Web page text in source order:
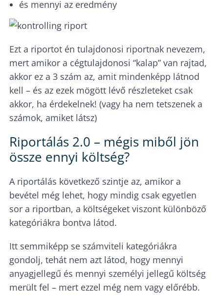
és mennyi az eredmény
Ezt a riportot én tulajdonosi riportnak nevezem,
mert amikor a cégtulajdonosi “kalap” van rajtad,
akkor ez a 3 szám az, amit mindenképp látnod
kell – és az ezek mögött lévő részleteket csak
akkor, ha érdekelnek! (vagy ha nem tetszenek a
számok, amiket látsz)
Riportálás 2.0 – mégis miből jön
össze ennyi költség?
A riportálás következő szintje az, amikor a
bevétel még lehet, hogy mindig csak egyetlen
sor a riportban, a költségeket viszont különböző
kategóriákra bontva látod.
Itt semmiképp se számviteli kategóriákra
gondolj, tehát nem azt látod, hogy mennyi
anyagjellegű és mennyi személyi jellegű költség
merült fel – mert ezzel még nem vagy előrébb.